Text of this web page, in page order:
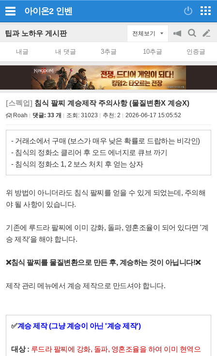
아이온2 인벤
팁과 노하우 게시판 전체보기
공
on/off
검
색
글
쓰
내글 내 댓글 3추글 10추글 인증글
[스펙업] 침식 팔찌 계승제작 주의사항 (물질변환X 계승X)
Roah 댓글: 33 개 조회: 31023 추천: 2 2026-06-17 15:05:52
- 거래소에서 구매 (보스가 매우 낮은 확률로 드랍하는 비각인)
- 침식의 정화소 클리어 후 오드 에너지로 큐브 까기
- 침식의 정화소 1, 2 보스 처치 후 얻는 상자
위 방법이 아니더라도 침식 팔찌를 얻을 수 있게 되었는데, 주의해
야 될 사항이 있습니다.
기존에 루드라 팔찌에 이미 강화, 돌파, 영혼조율이 되어 있다면 '계
승 제작'을 해야 합니다.
❌침식 팔찌를 물질변환으로 만든 후, 계승하는 것이 아닙니다!❌
제작 관리 메뉴에서 계승 제작으로 만드셔야 합니다.
✅계승 제작 (그냥 계승이 아닌 '계승 제작')
대상 : 루드라 팔찌에 강화, 돌파, 영혼조율을 하여 이미 현역으